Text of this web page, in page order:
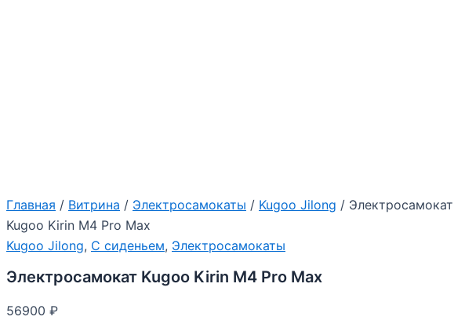
Главная / Витрина / Электросамокаты / Kugoo Jilong / Электросамокат
Kugoo Kirin M4 Pro Max
Kugoo Jilong, С сиденьем, Электросамокаты
Электросамокат Kugoo Kirin M4 Pro Max
56900 ₽